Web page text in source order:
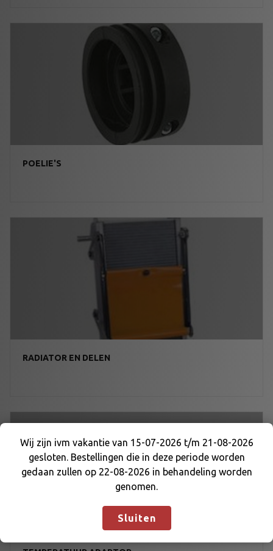
POELIE'S
RADIATOR EN DELEN
Wij zijn ivm vakantie van 15-07-2026 t/m 21-08-
2026 gesloten. Bestellingen die in deze periode
worden gedaan zullen op 22-08-2026 in
behandeling worden genomen.Negeren
Wij zijn ivm vakantie van 15-07-2026 t/m 21-08-2026
gesloten. Bestellingen die in deze periode worden
gedaan zullen op 22-08-2026 in behandeling worden
genomen.
Sluiten